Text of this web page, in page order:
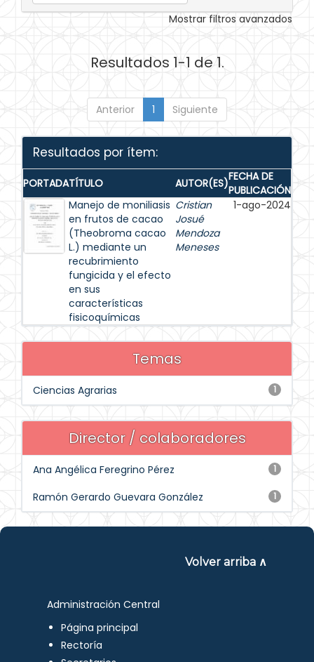
Mostrar filtros avanzados
Resultados 1-1 de 1.
Anterior 1 Siguiente
Resultados por ítem:
PORTADATÍTULO AUTOR(ES)FECHA DE
PUBLICACIÓN
Manejo de moniliasis
en frutos de cacao
(Theobroma cacao
L.) mediante un
recubrimiento
fungicida y el efecto
en sus
características
fisicoquímicas
Cristian
Josué
Mendoza
Meneses
1-ago-2024
Temas
1
Ciencias Agrarias
Director / colaboradores
1
Ana Angélica Feregrino Pérez
1
Ramón Gerardo Guevara González
Volver arriba ∧
Administración Central
Página principal
Rectoría